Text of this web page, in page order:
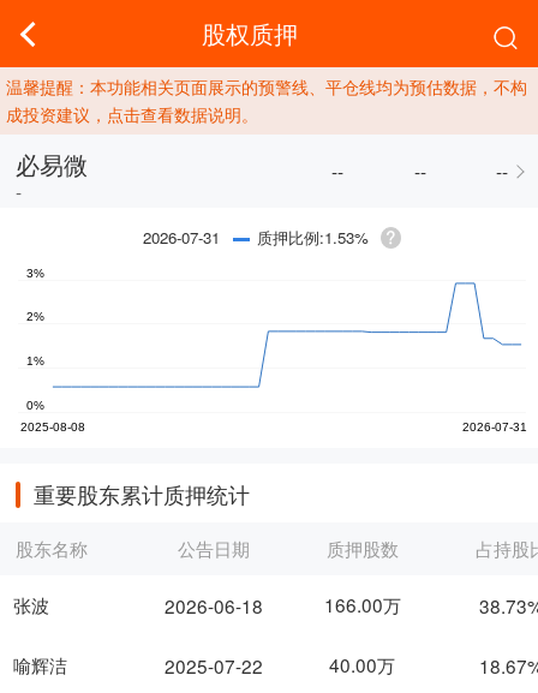
股权质押
温馨提醒：本功能相关页面展示的预警线、平仓线均为预估数据，不构
成投资建议，点击查看数据说明。
必易微
-
-- -- --
2026-07-31 质押比例:1.53%
重要股东累计质押统计
股东名称
张波
喻辉洁
公告日期 质押股数 占持股
2026-06-18 166.00万
2025-07-22 40.00万